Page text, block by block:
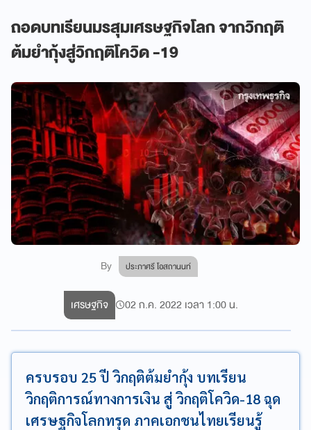
ถอดบทเรียนมรสุมเศรษฐกิจโลก จากวิกฤติ
ต้มยำกุ้งสู่วิกฤติโควิด -19
By ประภาศรี โอสถานนท์
เศรษฐกิจ 02 ก.ค. 2022 เวลา 1:00 น.
ครบรอบ 25 ปี วิกฤติต้มยำกุ้ง บทเรียน
วิกฤติการณ์ทางการเงิน สู่ วิกฤติโควิด-18 ฉุด
เศรษฐกิจโลกทรุด ภาคเอกชนไทยเรียนรู้